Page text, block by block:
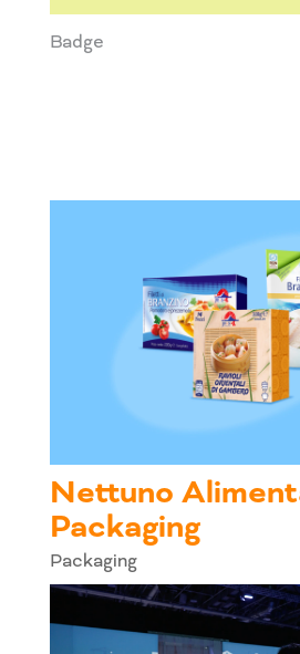
Badge
Nettuno
Packaging
Packaging